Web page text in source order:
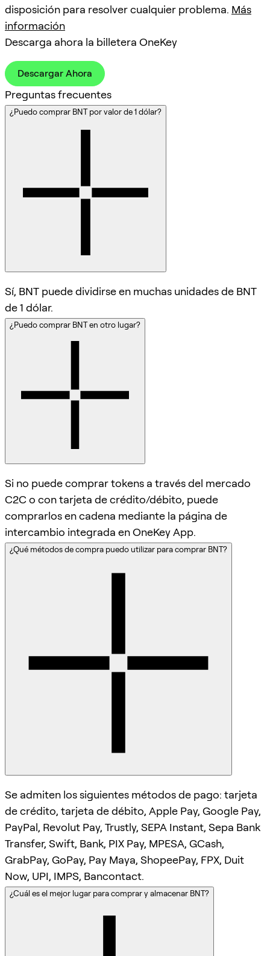
disposición para resolver cualquier problema. Más
información
Descarga ahora la billetera OneKey
Descargar Ahora
Preguntas frecuentes
¿Puedo comprar BNT por valor de 1 dólar?
Sí, BNT puede dividirse en muchas unidades de BNT
de 1 dólar.
¿Puedo comprar BNT en otro lugar?
Si no puede comprar tokens a través del mercado
C2C o con tarjeta de crédito/débito, puede
comprarlos en cadena mediante la página de
intercambio integrada en OneKey App.
¿Qué métodos de compra puedo utilizar para comprar BNT?
Se admiten los siguientes métodos de pago: tarjeta
de crédito, tarjeta de débito, Apple Pay, Google Pay,
PayPal, Revolut Pay, Trustly, SEPA Instant, Sepa Bank
Transfer, Swift, Bank, PIX Pay, MPESA, GCash,
GrabPay, GoPay, Pay Maya, ShopeePay, FPX, Duit
Now, UPI, IMPS, Bancontact.
¿Cuál es el mejor lugar para comprar y almacenar BNT?